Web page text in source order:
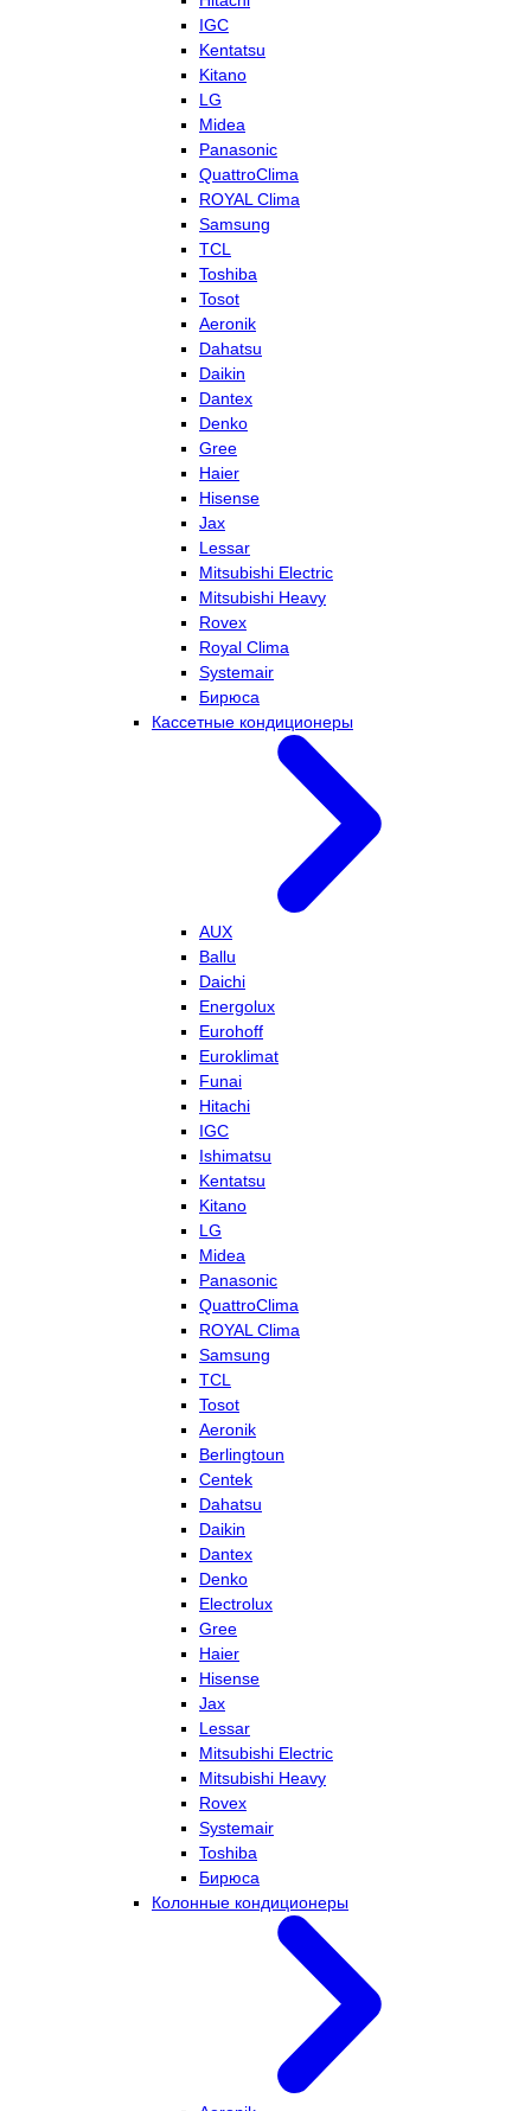
IGC
Kentatsu
Kitano
LG
Midea
Panasonic
QuattroClima
ROYAL Clima
Samsung
TCL
Toshiba
Tosot
Aeronik
Dahatsu
Daikin
Dantex
Denko
Gree
Haier
Hisense
Jax
Lessar
Mitsubishi Electric
Mitsubishi Heavy
Rovex
Royal Clima
Systemair
Бирюса
Кассетные кондиционеры
AUX
Ballu
Daichi
Energolux
Eurohoff
Euroklimat
Funai
Hitachi
IGC
Ishimatsu
Kentatsu
Kitano
LG
Midea
Panasonic
QuattroClima
ROYAL Clima
Samsung
TCL
Tosot
Aeronik
Berlingtoun
Centek
Dahatsu
Daikin
Dantex
Denko
Electrolux
Gree
Haier
Hisense
Jax
Lessar
Mitsubishi Electric
Mitsubishi Heavy
Rovex
Systemair
Toshiba
Бирюса
Колонные кондиционеры